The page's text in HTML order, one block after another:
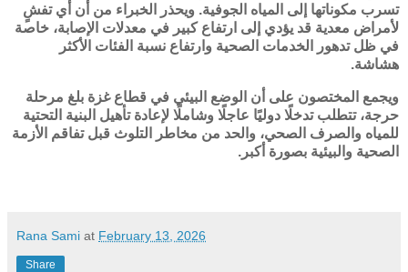
تسرب مكوناتها إلى المياه الجوفية. ويحذر الخبراء من أن أي تفشٍ
لأمراض معدية قد يؤدي إلى ارتفاع كبير في معدلات الإصابة، خاصة
في ظل تدهور الخدمات الصحية وارتفاع نسبة الفئات الأكثر
هشاشة.
ويجمع المختصون على أن الوضع البيئي في قطاع غزة بلغ مرحلة
حرجة، تتطلب تدخلًا دوليًا عاجلًا وشاملًا لإعادة تأهيل البنية التحتية
للمياه والصرف الصحي، والحد من مخاطر التلوث قبل تفاقم الأزمة
الصحية والبيئية بصورة أكبر.
Rana Sami at February 13, 2026
Share